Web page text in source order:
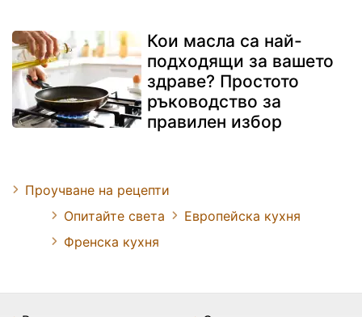
Кои масла са най-
подходящи за вашето
здраве? Простото
ръководство за
правилен избор
Проучване на рецепти
Опитайте света
Европейска кухня
Френска кухня